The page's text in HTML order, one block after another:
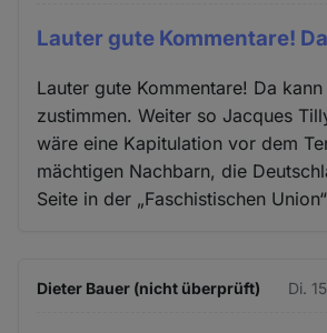
Lauter gute Kommentare! Da
Lauter gute Kommentare! Da
zustimmen. Weiter so Jacques
wäre eine Kapitulation vor dem
mächtigen Nachbarn, die
Seite in der „Faschistischen
Dieter Bauer (nicht überprüft) Di.